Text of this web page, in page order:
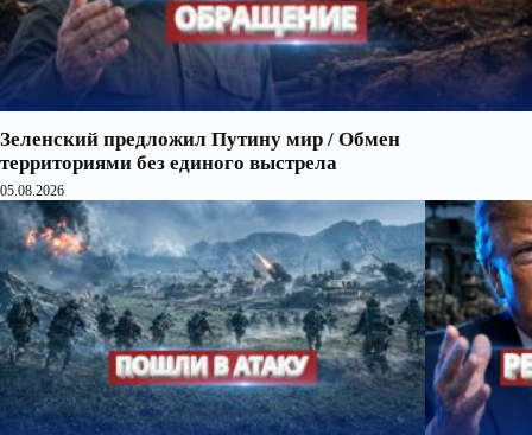
Зеленский предложил Путину мир / Обмен
территориями без единого выстрела
05.08.2026